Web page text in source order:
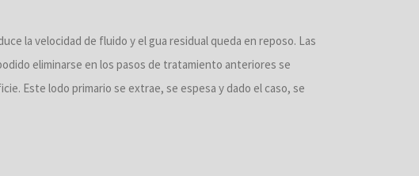
la velocidad de fluido y el gua residual queda en reposo. Las
eliminarse en los pasos de tratamiento anteriores se
Este lodo primario se extrae, se espesa y dado el caso, se